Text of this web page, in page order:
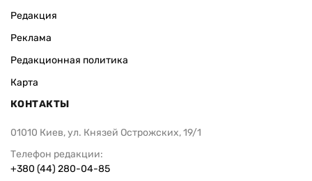
Редакция
Реклама
Редакционная политика
Карта
КОНТАКТЫ
01010 Киев, ул. Князей Острожских, 19/1
Телефон редакции:
+380 (44) 280-04-85